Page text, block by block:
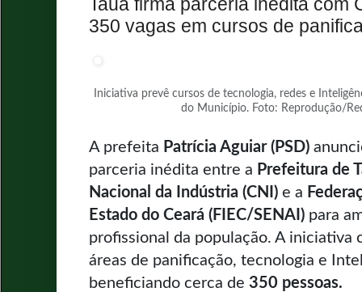
Tauá firma parceria inédita com
350 vagas em cursos de
Iniciativa prevê cursos de tecnologia, redes e
do Município. Foto: Reprodução/
A prefeita Patrícia Aguiar (PSD)
parceria inédita entre a Prefeitura de
Nacional da Indústria (CNI) e a
Estado do Ceará (FIEC/SENAI) para
profissional da população. A iniciativa
áreas de panificação, tecnologia e
beneficiando cerca de 350 pessoas.